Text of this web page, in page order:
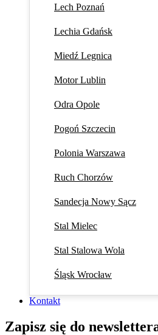
Lech Poznań
Lechia Gdańsk
Miedź Legnica
Motor Lublin
Odra Opole
Pogoń Szczecin
Polonia Warszawa
Ruch Chorzów
Sandecja Nowy Sącz
Stal Mielec
Stal Stalowa Wola
Śląsk Wrocław
Kontakt
Zapisz się do